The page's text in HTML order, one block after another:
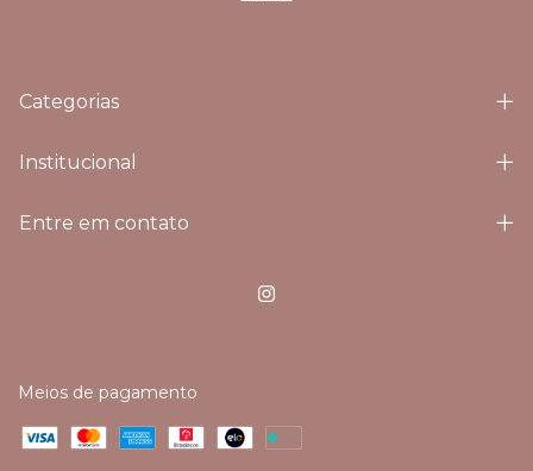
Categorias
Institucional
Entre em contato
Meios de pagamento